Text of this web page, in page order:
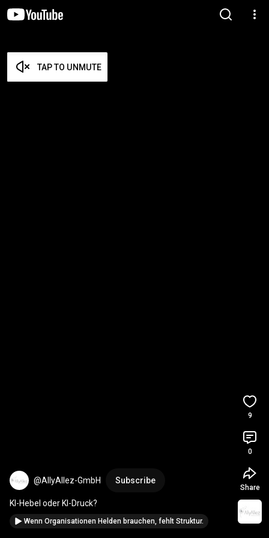
TAP TO UNMUTE
@AllyAllez-GmbH Subscribe
KI-Hebel oder KI-Druck?
Wenn Organisationen Helden brauchen, fehlt Struktur.
9
0
Share